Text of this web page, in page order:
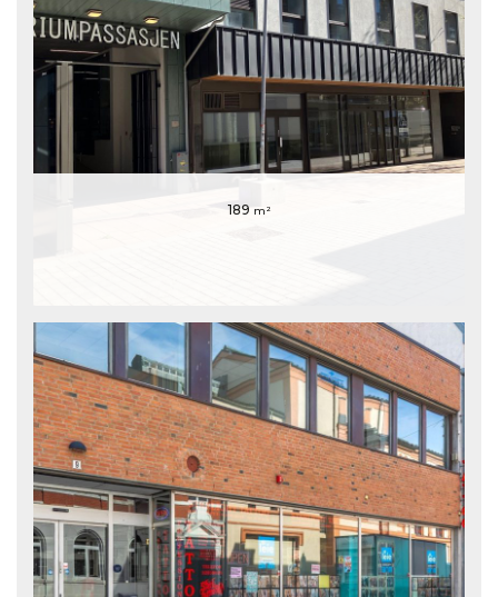
189 m²